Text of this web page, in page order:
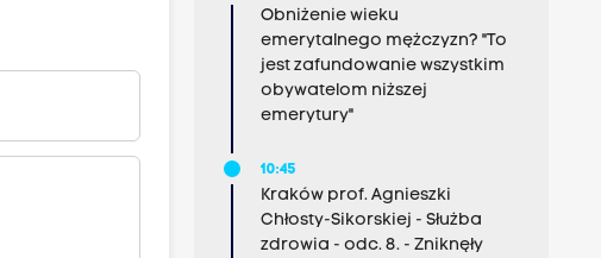
Obniżenie wieku
emerytalnego mężczyzn? "To
jest zafundowanie wszystkim
obywatelom niższej
emerytury"
10:45
Kraków prof. Agnieszki
Chłosty-Sikorskiej - Służba
zdrowia - odc. 8. - Zniknęły